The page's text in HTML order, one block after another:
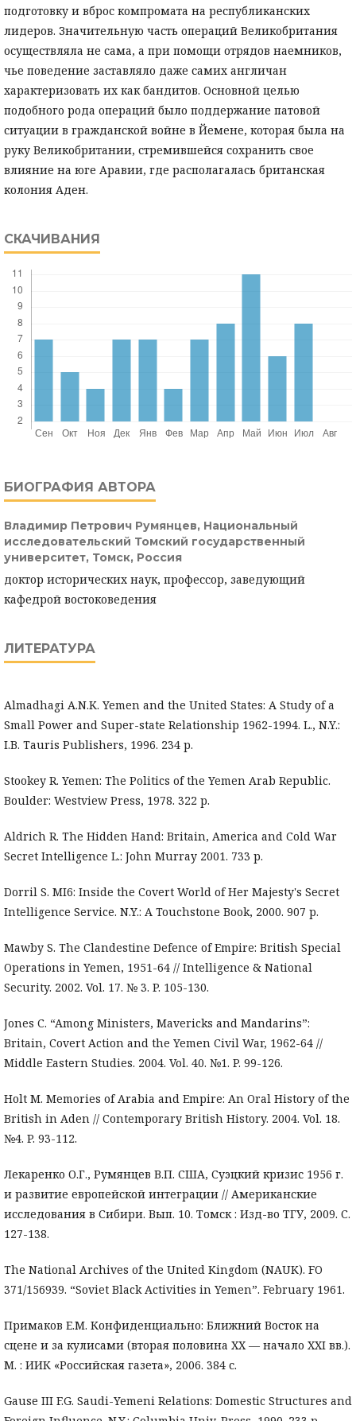
подготовку и вброс компромата на республиканских
лидеров. Значительную часть операций Великобритания
осуществляла не сама, а при помощи отрядов наемников,
чье поведение заставляло даже самих англичан
характеризовать их как бандитов. Основной целью
подобного рода операций было поддержание патовой
ситуации в гражданской войне в Йемене, которая была на
руку Великобритании, стремившейся сохранить свое
влияние на юге Аравии, где располагалась британская
колония Аден.
СКАЧИВАНИЯ
БИОГРАФИЯ АВТОРА
Владимир Петрович Румянцев, Национальный
исследовательский Томский государственный
университет, Томск, Россия
доктор исторических наук, профессор, заведующий
кафедрой востоковедения
ЛИТЕРАТУРА
Almadhagi A.N.K. Yemen and the United States: A Study of a
Small Power and Super-state Relationship 1962-1994. L., N.Y.:
I.B. Tauris Publishers, 1996. 234 p.
Stookey R. Yemen: The Politics of the Yemen Arab Republic.
Boulder: Westview Press, 1978. 322 p.
Aldrich R. The Hidden Hand: Britain, America and Cold War
Secret Intelligence L.: John Murray 2001. 733 p.
Dorril S. MI6: Inside the Covert World of Her Majesty's Secret
Intelligence Service. N.Y.: A Touchstone Book, 2000. 907 p.
Mawby S. The Clandestine Defence of Empire: British Special
Operations in Yemen, 1951-64 // Intelligence & National
Security. 2002. Vol. 17. № 3. P. 105-130.
Jones C. “Among Ministers, Mavericks and Mandarins”:
Britain, Covert Action and the Yemen Civil War, 1962-64 //
Middle Eastern Studies. 2004. Vol. 40. №1. P. 99-126.
Holt M. Memories of Arabia and Empire: An Oral History of the
British in Aden // Contemporary British History. 2004. Vol. 18.
№4. P. 93-112.
Лекаренко О.Г., Румянцев В.П. США, Суэцкий кризис 1956 г.
и развитие европейской интеграции // Американские
исследования в Сибири. Вып. 10. Томск : Изд-во ТГУ, 2009. С.
127-138.
The National Archives of the United Kingdom (NAUK). FO
371/156939. “Soviet Black Activities in Yemen”. February 1961.
Примаков Е.М. Конфиденциально: Ближний Восток на
сцене и за кулисами (вторая половина ХХ — начало XXI вв.).
М. : ИИК «Российская газета», 2006. 384 с.
Gause III F.G. Saudi-Yemeni Relations: Domestic Structures and